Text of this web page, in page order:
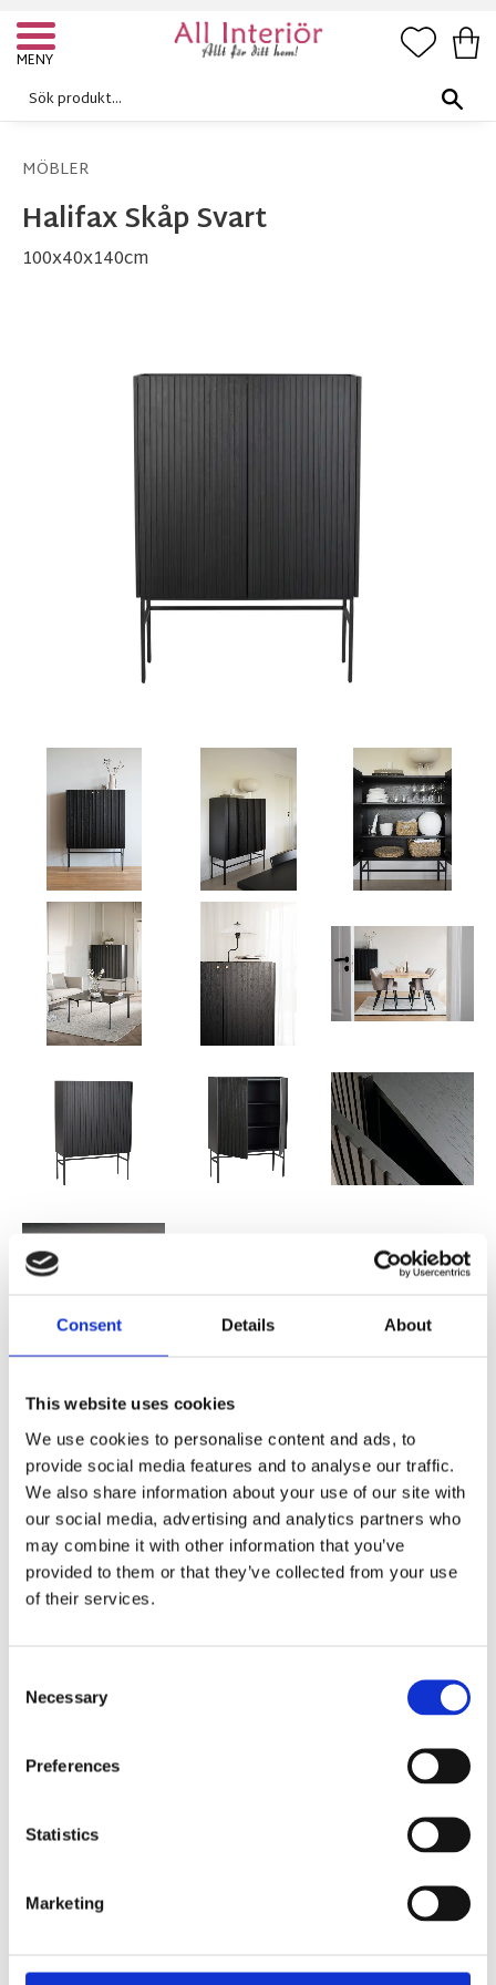
Consent Details About
This website uses cookies
We use cookies to personalise content and ads, to
provide social media features and to analyse our traffic.
We also share information about your use of our site with
our social media, advertising and analytics partners who
may combine it with other information that you’ve
provided to them or that they’ve collected from your use
of their services.
Selection
Necessary
Preferences
Statistics
Marketing
Meny
MÖBLER
Halifax Skåp Svart
100x40x140cm
14 545,00 KR
FLER FÄRGER
Artikelnr
Enkel betalning med Klarna